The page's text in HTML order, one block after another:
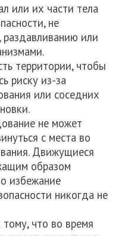
или их части тела
не
или
территории, чтобы
риску из-за
или соседних
не может
с места во
Движущиеся
образом
избежание
никогда не
что во время